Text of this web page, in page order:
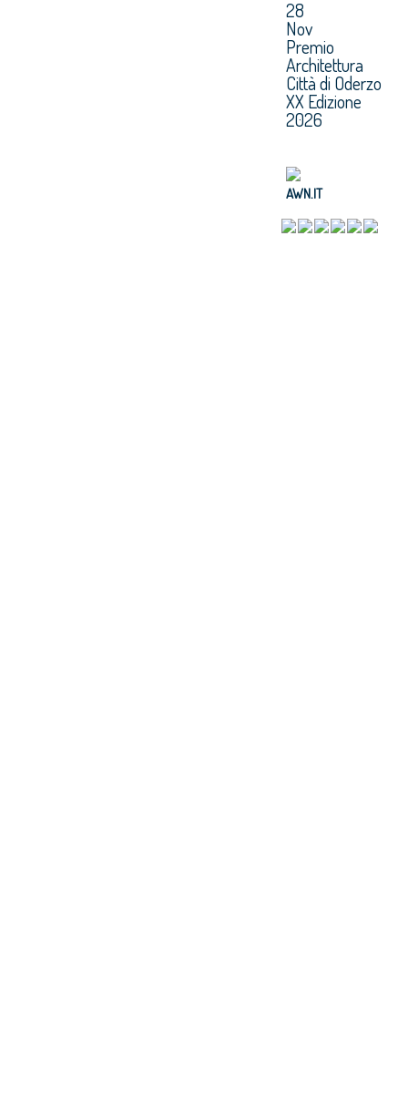
28
Nov
Premio
Architettura
Città di Oderzo
XX Edizione
2026
AWN.IT